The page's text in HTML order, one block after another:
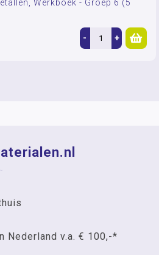
Werkboek - Groep 6 (5
- +
Nederland v.a. € 100,-*